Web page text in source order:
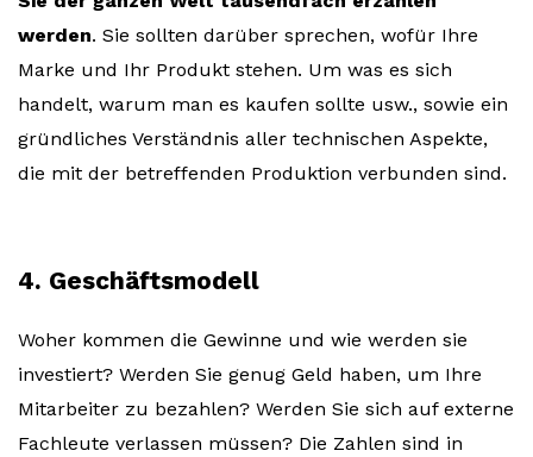
werden. Sie sollten darüber sprechen, wofür Ihre
Marke und Ihr Produkt stehen. Um was es sich
handelt, warum man es kaufen sollte usw., sowie ein
gründliches Verständnis aller technischen Aspekte,
die mit der betreffenden Produktion verbunden sind.
4. Geschäftsmodell
Woher kommen die Gewinne und wie werden sie
investiert? Werden Sie genug Geld haben, um Ihre
Mitarbeiter zu bezahlen? Werden Sie sich auf externe
Fachleute verlassen müssen? Die Zahlen sind in